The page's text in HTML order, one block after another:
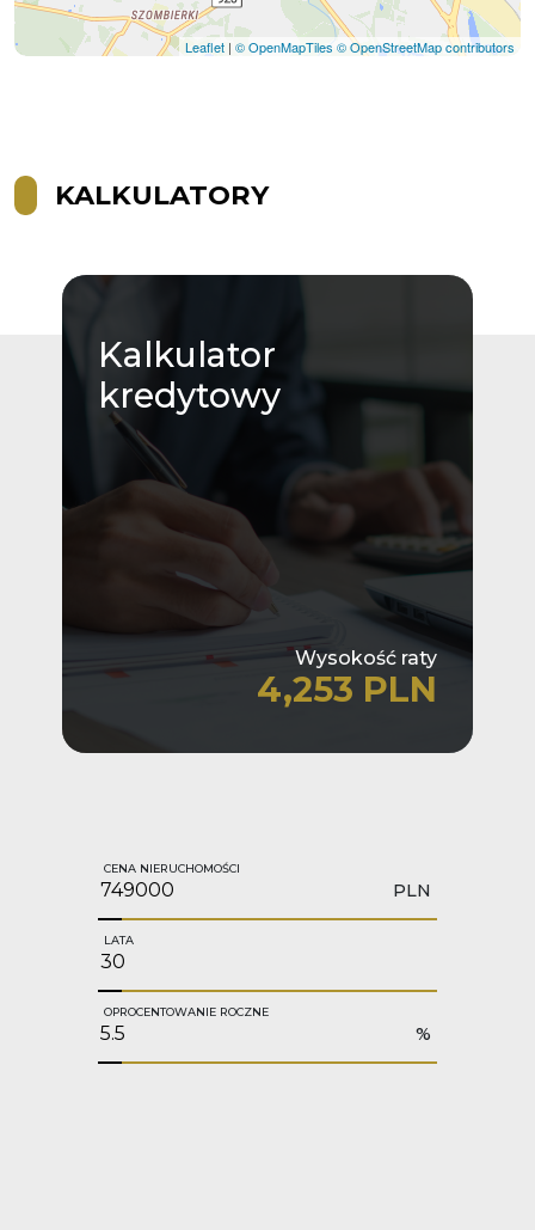
Leaflet | © OpenMapTiles © OpenStreetMap contributors
KALKULATORY
Kalkulator
kredytowy
Wysokość raty
4,253 PLN
CENA NIERUCHOMOŚCI
PLN
LATA
OPROCENTOWANIE ROCZNE
%